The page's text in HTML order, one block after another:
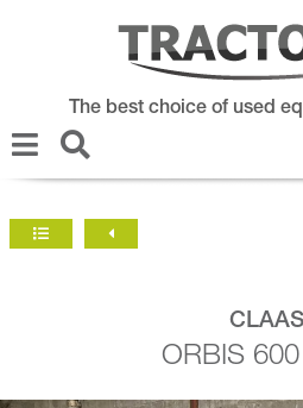
The best choice of used
CLAAS
ORBIS